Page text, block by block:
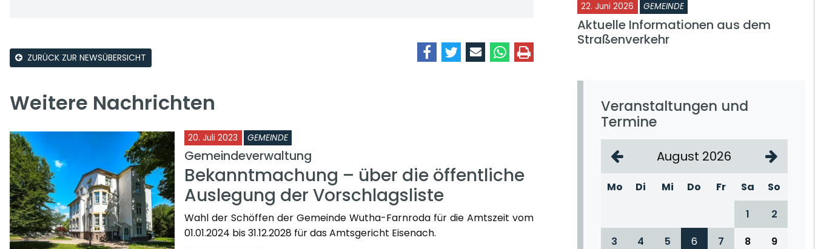
ZURÜCK ZUR NEWSÜBERSICHT
Weitere Nachrichten
20. Juli 2023 GEMEINDE
Gemeindeverwaltung
Bekanntmachung – über die öffentliche
Auslegung der Vorschlagsliste
Wahl der Schöffen der Gemeinde Wutha-Farnroda für die Amtszeit vom
01.01.2024 bis 31.12.2028 für das Amtsgericht Eisenach.
22. Juni 2026 GEMEINDE
Aktuelle Informationen aus dem
Straßenverkehr
Veranstaltungen und
Termine
August 2026
Mo Di Mi Do Fr Sa
So
1
2
3
4 5 6 7 8
9